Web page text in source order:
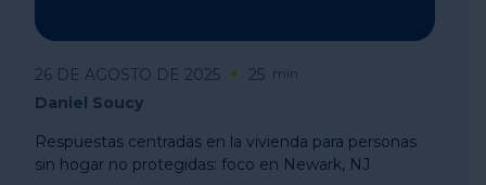
26 DE AGOSTO DE 2025 25 min
Daniel Soucy
Respuestas centradas en la vivienda para personas
sin hogar no protegidas: foco en Newark, NJ